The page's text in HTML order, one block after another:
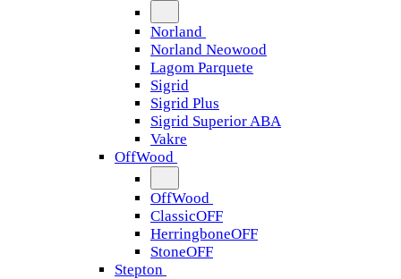
Norland
Norland Neowood
Lagom Parquete
Sigrid
Sigrid Plus
Sigrid Superior ABA
Vakre
OffWood
OffWood
ClassicOFF
HerringboneOFF
StoneOFF
Stepton